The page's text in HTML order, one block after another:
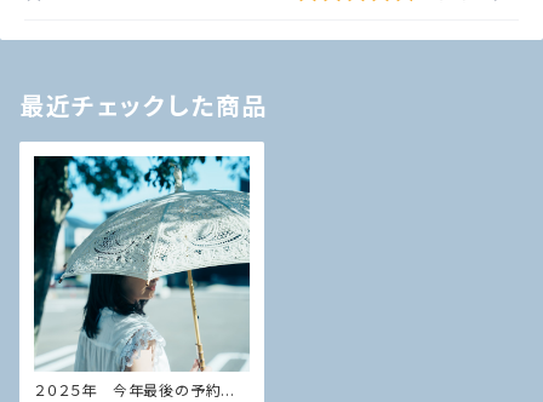
最近チェックした商品
２０２５年 今年最後の予約受